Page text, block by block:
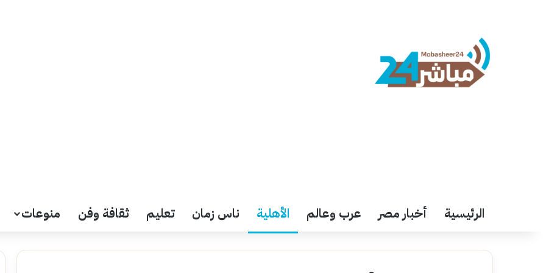
الرئيسية أخبار مصر عرب وعالم الأهلية ناس زمان تعليم ثقافة وفن منوعات